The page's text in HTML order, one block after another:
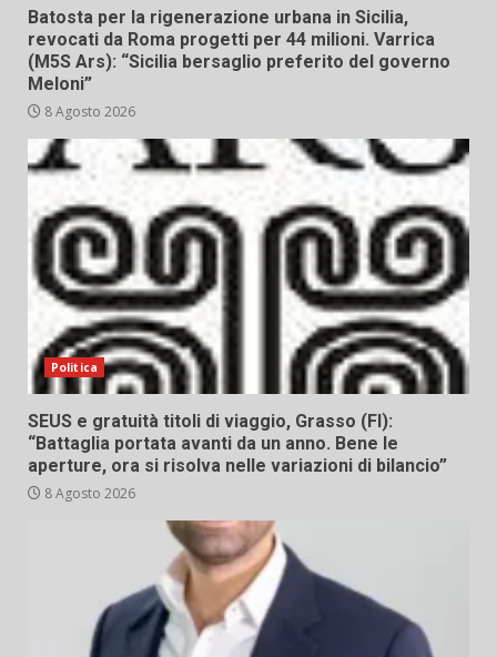
Batosta per la rigenerazione urbana in Sicilia,
revocati da Roma progetti per 44 milioni. Varrica
(M5S Ars): “Sicilia bersaglio preferito del governo
Meloni”
8 Agosto 2026
Politica
SEUS e gratuità titoli di viaggio, Grasso (FI):
“Battaglia portata avanti da un anno. Bene le
aperture, ora si risolva nelle variazioni di bilancio”
8 Agosto 2026